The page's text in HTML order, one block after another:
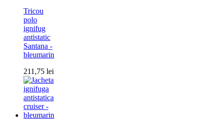
Tricou
polo
ignifug
antistatic
Santana -
bleumarin
211,75 lei